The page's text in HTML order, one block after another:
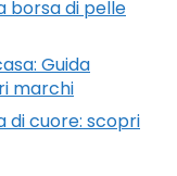
borsa di pelle
Guida
marchi
di cuore: scopri